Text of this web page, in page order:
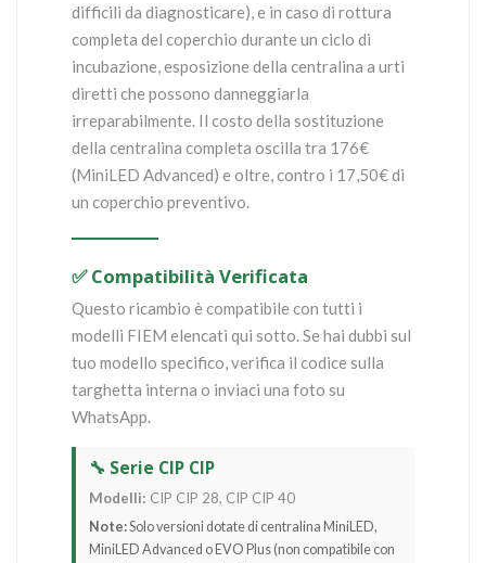
difficili da diagnosticare), e in caso di rottura
completa del coperchio durante un ciclo di
incubazione, esposizione della centralina a urti
diretti che possono danneggiarla
irreparabilmente. Il costo della sostituzione
della centralina completa oscilla tra 176€
(MiniLED Advanced) e oltre, contro i 17,50€ di
un coperchio preventivo.
✅ Compatibilità Verificata
Questo ricambio è compatibile con tutti i
modelli FIEM elencati qui sotto. Se hai dubbi sul
tuo modello specifico, verifica il codice sulla
targhetta interna o inviaci una foto su
WhatsApp.
🔧 Serie CIP CIP
Modelli: CIP CIP 28, CIP CIP 40
Note:Solo versioni dotate di centralina MiniLED,
MiniLED Advanced o EVO Plus (non compatibile con